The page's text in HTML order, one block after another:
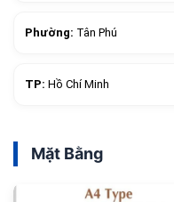
Phường: Tân Phú
TP: Hồ Chí Minh
Mặt Bằng